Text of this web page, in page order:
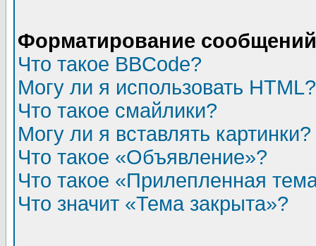
Форматирование
Что такое BBCode?
Могу ли я использовать HTML?
Что такое смайлики?
Могу ли я вставлять картинки?
Что такое «Объявление»?
Что такое «Прилепленная
Что значит «Тема закрыта»?